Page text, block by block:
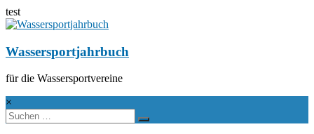
test
Zum
springen
Wassersportjahrbuch
für die Wassersportvereine
×